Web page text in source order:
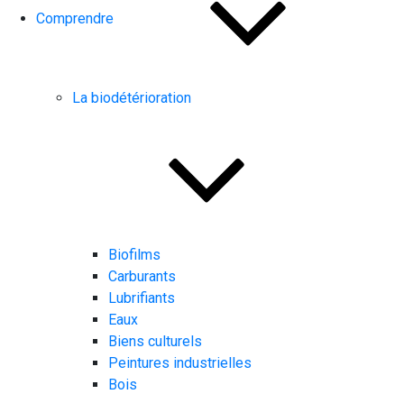
Comprendre
La biodétérioration
Biofilms
Carburants
Lubrifiants
Eaux
Biens culturels
Peintures industrielles
Bois